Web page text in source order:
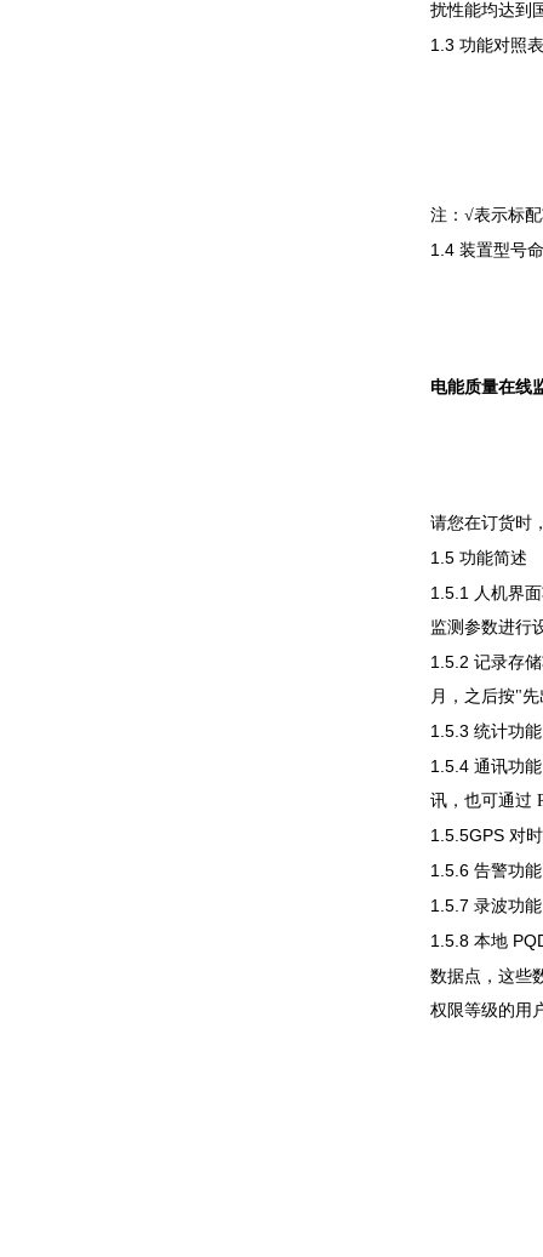
扰性能均达到
1.3 功能对照
注：√表示标
1.4 装置型号
电能质量在线
请您在订货时
1.5 功能简述
1.5.1 人机界
监测参数进行
1.5.2 记录存
月，之后按"
1.5.3 统计功
1.5.4 通讯功
讯，也可通过
1.5.5GPS 对
1.5.6 告警功
1.5.7 录波功
1.5.8 本地
数据点，这些
权限等级的用